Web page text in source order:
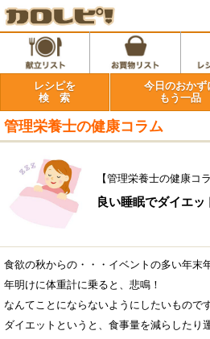
レシピを
検 索
今日のおかず
もう一品
管理栄養士の健康コラム
【管理栄養士の健康コ
良い睡眠でダイエッ
食欲の秋からの・・・イベントの多い年末
年明けに体重計に乗ると、悲鳴！
なんてことにならないようにしたいものです
ダイエットというと、食事量を減らしたり